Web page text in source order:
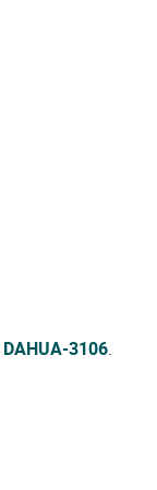
DAHUA-3106.